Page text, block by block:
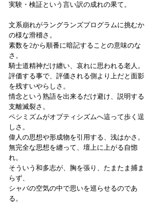
実験・検証という言い訳の成れの果て。
文系崩れがラングランズプログラムに挑むか
の様な滑稽さ。
素数を2から順番に暗記することの意味のな
さ。
騎士道精神だけ纏い、哀れに思われる老人。
評価する事で、評価される側より上だと面影
を残すいやらしさ。
情念という熟語を出来るだけ避け、説明する
支離滅裂さ。
ペシミズムがオプティシズムへ這って歩く逞
しさ。
偉人の思想や形成物を引用する、浅はかさ。
無完全な思想を纏って、壇上に上がる自惚
れ。
そういう和多志が、胸を張り、たまたま捕ま
らず、
シャバの空気の中で思いを巡らせるのであ
る。